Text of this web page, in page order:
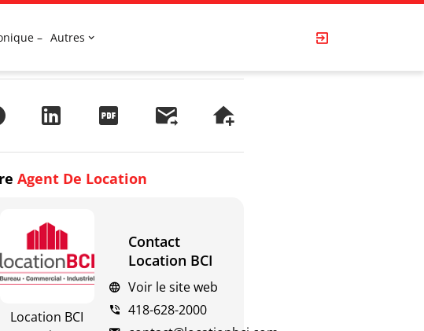
– Autres
Agent De Location
Location BCI
Contact
Location BCI
Voir le site web
418-628-2000